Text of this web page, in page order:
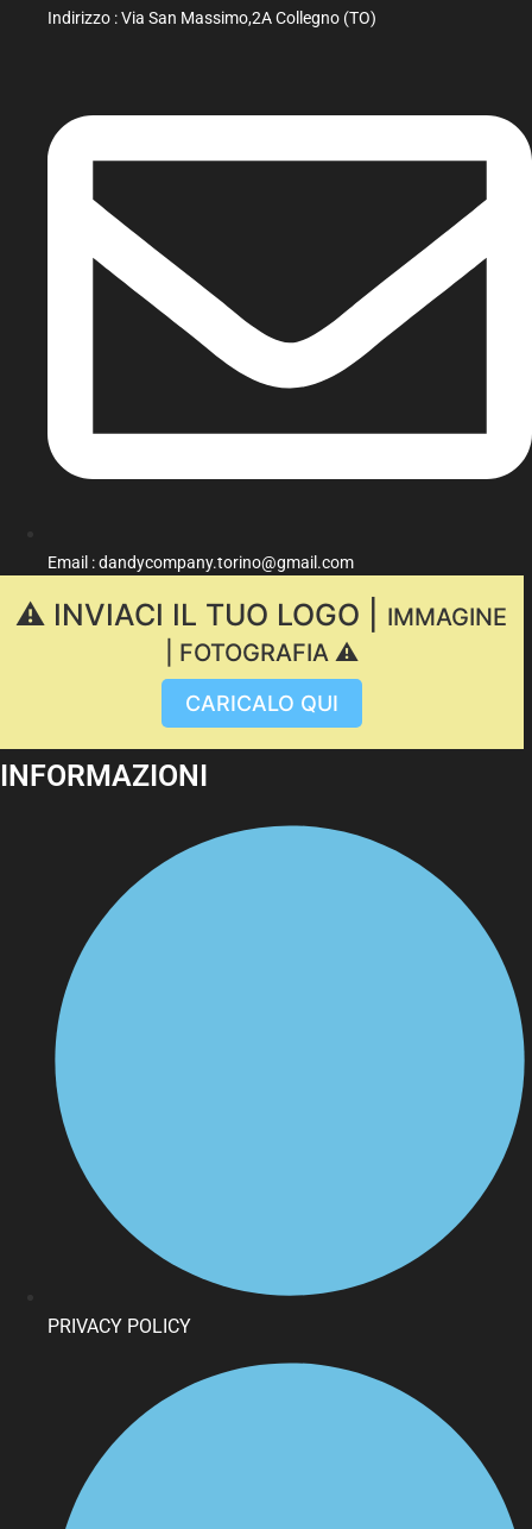
Indirizzo : Via San Massimo,2A Collegno (TO)
Email : dandycompany.torino@gmail.com
⚠️ INVIACI IL TUO LOGO |
IMMAGINE
| FOTOGRAFIA ⚠️
CARICALO QUI
INFORMAZIONI
PRIVACY POLICY